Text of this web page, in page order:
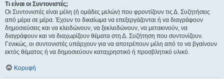
Τι είναι οι Συντονιστές;
Οι Συντονιστές είναι μέλη (ή ομάδες μελών) που φροντίζουν τις Δ. Συζητήσεις
από μέρα σε μέρα. Έχουν το δικαίωμα να επεξεργάζονται ή να διαγράφουν
δημοσιεύσεις και να κλειδώνουν, να ξεκλειδώνουν, να μετακινούν, να
διαγράφουν και να διαχωρίζουν θέματα στη Δ. Συζήτηση που συντονίζουν.
Γενικώς, οι συντονιστές υπάρχουν για να αποτρέπουν μέλη από το να βγαίνουν
εκτός θέματος ή να δημοσιεύουν καταχρηστικό ή προσβλητικό υλικό.
Κορυφή